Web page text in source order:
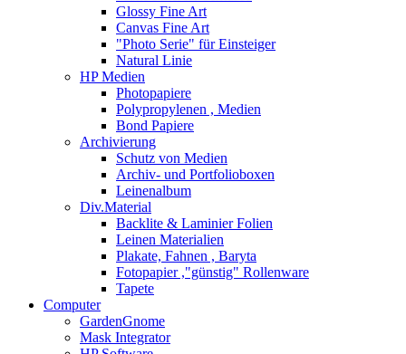
Glossy Fine Art
Canvas Fine Art
"Photo Serie" für Einsteiger
Natural Linie
HP Medien
Photopapiere
Polypropylenen , Medien
Bond Papiere
Archivierung
Schutz von Medien
Archiv- und Portfolioboxen
Leinenalbum
Div.Material
Backlite & Laminier Folien
Leinen Materialien
Plakate, Fahnen , Baryta
Fotopapier ,"günstig" Rollenware
Tapete
Computer
GardenGnome
Mask Integrator